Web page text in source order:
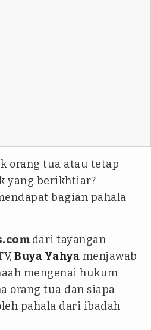
orang tua atau tetap
yang berikhtiar?
bagian pahala
dari tayangan
Buya Yahya menjawab
mengenai hukum
orang tua dan siapa
pahala dari ibadah